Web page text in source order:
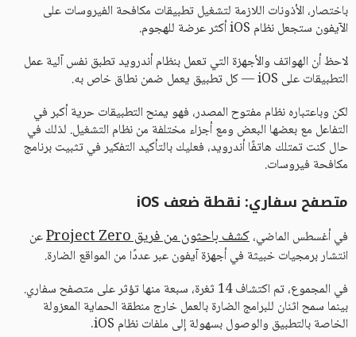
باختصار، الأذونات اللازمة لتشغيل تطبيقات مكافحة الفيروسات على
الآيفون ستجعل نظام iOS أكثر عرضة للهجوم.
لاحظ أن الهواتف والأجهزة التي تعمل بنظام أندرويد تطبق نفس آلية عمل
التطبيقات على iOS — كل تطبيق يعمل ضمن نطاق خاص به.
لكن وباعتباره نظام مفتوح المصدر، فهو يمنح التطبيقات حرية أكبر في
التفاعل مع بعضها البعض ومع أجزاء مختلفة من نظام التشغيل. لذلك في
حال كنت تمتلك هاتفًا أندرويد، فعليك بالتأكيد التفكير في تثبيت برنامج
مكافحة فيروسات.
متصفح سفاري: نقطة ضعف iOS
في أغسطس الماضي،كشف باحثون من فريق Project Zero
عن
انتشار برمجيات خبيثة في أجهزة آيفون عبر عددًا من المواقع الضارة.
في المجموع، تم اكتشاف 14 ثغرة، سبعة منها تؤثر على متصفح سفاري.
بينما سمح اثنان للبرامج الضارة بالعمل خارج منطقة الحماية المعزولة
الخاصة بالتطبيق والوصول بسهولة إلى ملفات نظام iOS.